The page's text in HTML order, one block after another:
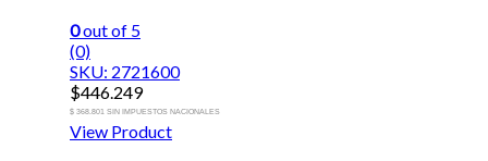
0out of 5
(0)
SKU: 2721600
$446.249
$ 368.801 SIN IMPUESTOS NACIONALES
View Product